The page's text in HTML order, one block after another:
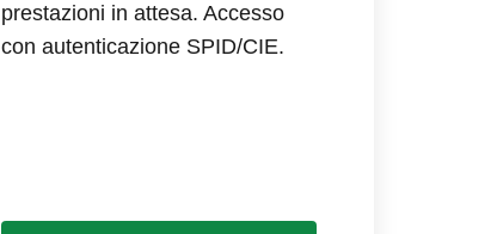
prestazioni in attesa. Accesso
con autenticazione SPID/CIE.